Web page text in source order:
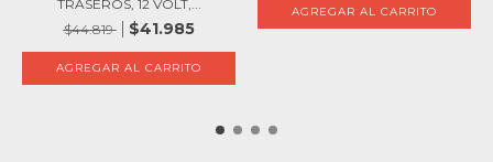
TRASEROS, 12 VOLT,...
$44.819
$41.985